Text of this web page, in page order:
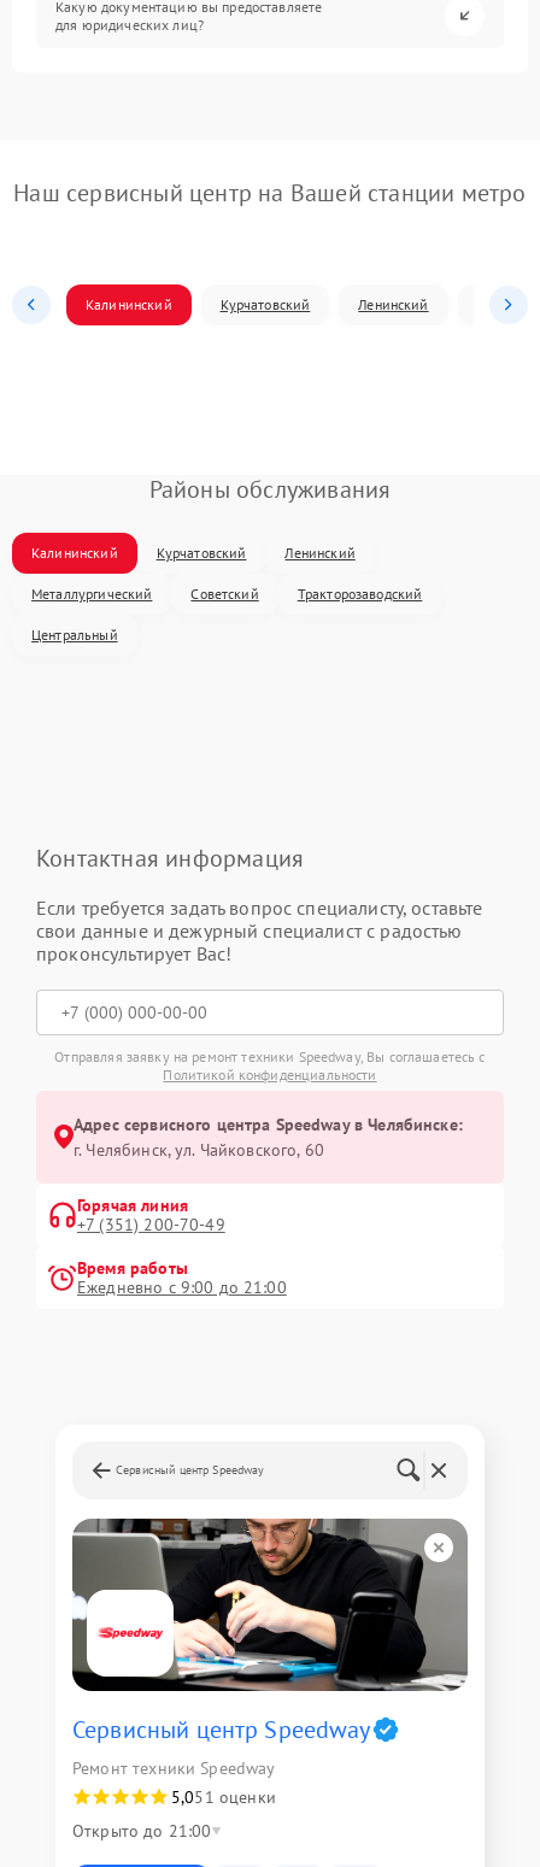
Какую документацию вы предоставляете
для юридических лиц?
Наш сервисный центр на Вашей станции метро
Калининский Курчатовский Ленинский
Районы обслуживания
Калининский Курчатовский Ленинский
Металлургический Советский Тракторозаводский
Центральный
Контактная информация
Если требуется задать вопрос специалисту, оставьте
свои данные и дежурный специалист с радостью
проконсультирует Вас!
Отправляя заявку на ремонт техники Speedway, Вы соглашаетесь с
Политикой конфиденциальности
Адрес сервисного центра Speedway в Челябинске:
г. Челябинск, ул. Чайковского, 60
Горячая линия
+7 (351) 200-70-49
Время работы
Ежедневно с 9:00 до 21:00
Сервисный центр Speedway
Сервисный центр Speedway
Ремонт техники Speedway
5,051 оценки
Открыто до 21:00